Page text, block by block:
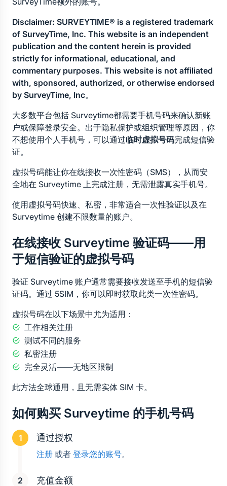
Disclaimer: SURVEYTIME® is a registered trademark
of SurveyTime, Inc. This website is an independent
publication and the content herein is provided
strictly for informational, educational, and
commentary purposes. This website is not affiliated
with, sponsored, authorized, or otherwise endorsed
by SurveyTime, Inc。
大多数平台包括 Surveytime都需要手机号码来确认新账
户或保障登录安全。出于隐私保护或组织管理等原因，你
不想使用个人手机号，可以通过临时虚拟号码完成短信验
证。
虚拟号码能让你在线接收一次性密码（SMS），从而安
全地在 Surveytime 上完成注册，无需泄露真实手机号。
使用虚拟号码快速、私密，非常适合一次性验证以及在
Surveytime 创建不限数量的账户。
在线接收 Surveytime 验证码——用
于短信验证的虚拟号码
验证 Surveytime 账户通常需要接收发送至手机的短信验
证码。通过 5SIM，你可以即时获取此类一次性密码。
虚拟号码在以下场景中尤为适用：
工作相关注册
测试不同的服务
私密注册
完全灵活——无地区限制
此方法全球通用，且无需实体 SIM 卡。
如何购买 Surveytime 的手机号码
通过授权
注册 或者 登录您的账号。
充值金额